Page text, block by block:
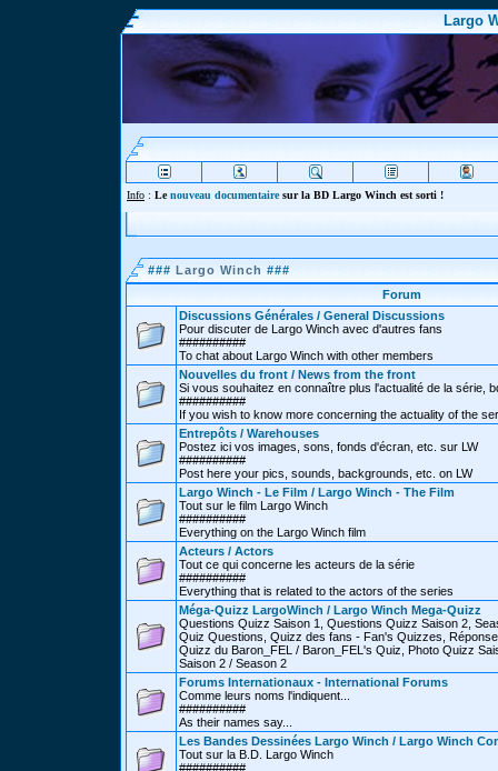
Largo
Info : Lenouveau documentairesur la BD Largo Winch est sorti !
### Largo Winch ###
Forum
Discussions Générales / General Discussions
Pour discuter de Largo Winch avec d'autres fans
##########
To chat about Largo Winch with other members
Nouvelles du front / News from the front
Si vous souhaitez en connaître plus l'actualité de la série,
##########
If you wish to know more concerning the actuality of the
Entrepôts / Warehouses
Postez ici vos images, sons, fonds d'écran, etc. sur LW
##########
Post here your pics, sounds, backgrounds, etc. on LW
Largo Winch - Le Film / Largo Winch - The Film
Tout sur le film Largo Winch
##########
Everything on the Largo Winch film
Acteurs / Actors
Tout ce qui concerne les acteurs de la série
##########
Everything that is related to the actors of the series
Méga-Quizz LargoWinch / Largo Winch Mega-Quizz
Questions Quizz Saison 1, Questions Quizz Saison 2,
Quiz Questions, Quizz des fans - Fan's Quizzes,
Quizz du Baron_FEL / Baron_FEL's Quiz, Photo Quizz
Saison 2 / Season 2
Forums Internationaux - International Forums
Comme leurs noms l'indiquent...
##########
As their names say...
Les Bandes Dessinées Largo Winch / Largo Winch
Tout sur la B.D. Largo Winch
##########